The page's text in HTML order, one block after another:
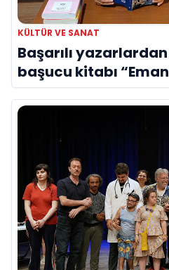
KÜLTÜR VE SANAT
Başarılı
başucu kitabı
yerini aldı